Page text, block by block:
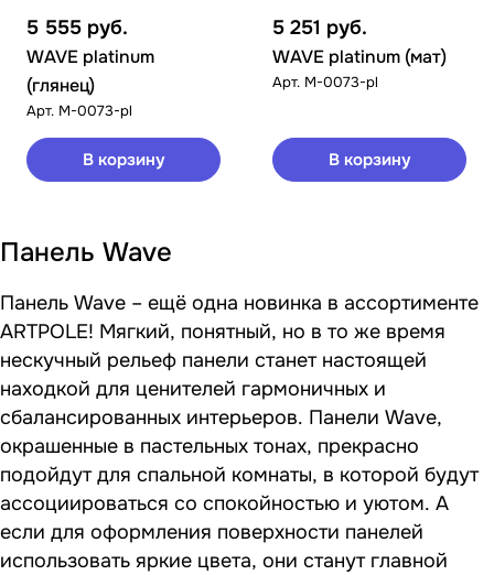
5 555 руб.
WAVE platinum
(глянец)
Арт. M-0073-pl
В корзину
5 251 руб.
WAVE platinum (мат)
Арт. M-0073-pl
В корзину
Панель Wave
Панель Wave – ещё одна новинка в ассортименте
ARTPOLE! Мягкий, понятный, но в то же время
нескучный рельеф панели станет настоящей
находкой для ценителей гармоничных и
сбалансированных интерьеров. Панели Wave,
окрашенные в пастельных тонах, прекрасно
подойдут для спальной комнаты, в которой будут
ассоциироваться со спокойностью и уютом. А
если для оформления поверхности панелей
использовать яркие цвета, они станут главной